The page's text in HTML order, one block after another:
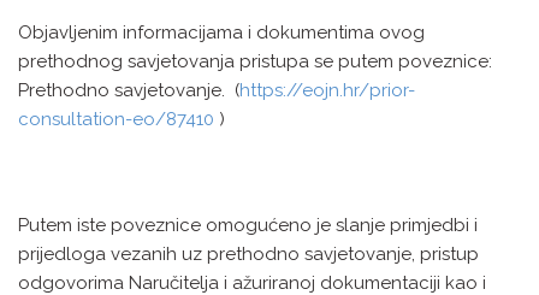
Objavljenim informacijama i dokumentima ovog
prethodnog savjetovanja pristupa se putem poveznice:
Prethodno savjetovanje. (https://eojn.hr/prior-
consultation-eo/87410 )
Putem iste poveznice omogućeno je slanje primjedbi i
prijedloga vezanih uz prethodno savjetovanje, pristup
odgovorima Naručitelja i ažuriranoj dokumentaciji kao i